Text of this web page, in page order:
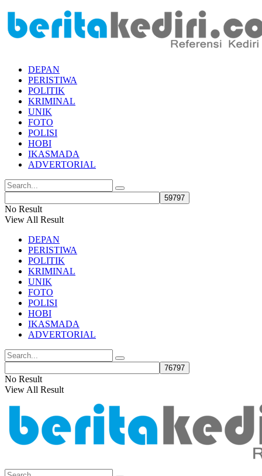
DEPAN
PERISTIWA
POLITIK
KRIMINAL
UNIK
FOTO
POLISI
HOBI
IKASMADA
ADVERTORIAL
No Result
View All Result
DEPAN
PERISTIWA
POLITIK
KRIMINAL
UNIK
FOTO
POLISI
HOBI
IKASMADA
ADVERTORIAL
No Result
View All Result